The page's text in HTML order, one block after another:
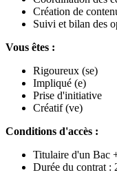
Création de
Suivi et bilan des
Vous êtes :
Rigoureux (se)
Impliqué (e)
Prise d'initiative
Créatif (ve)
Conditions d'accès :
Titulaire d'un Bac
Durée du contrat :